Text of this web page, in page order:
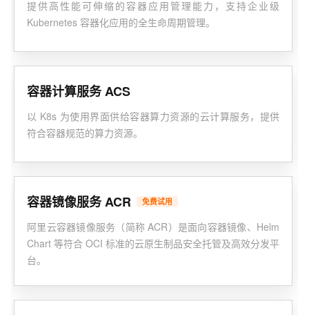
提供高性能可伸缩的容器应用管理能力，支持企业级
Kubernetes 容器化应用的全生命周期管理。
容器计算服务 ACS
以 K8s 为使用界面供给容器算力资源的云计算服务，提供
符合容器规范的算力资源。
容器镜像服务 ACR 免费试用
阿里云容器镜像服务（简称 ACR）是面向容器镜像、Helm
Chart 等符合 OCI 标准的云原生制品安全托管及高效分发平
台。